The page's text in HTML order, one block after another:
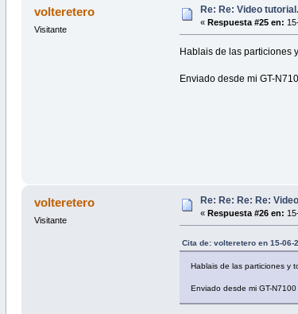
volteretero
Visitante
Re: Re: Video
« Respuesta #25 en:
Hablais de las particiones
Enviado desde mi GT-
volteretero
Visitante
Re: Re: Re: Re:
« Respuesta #26 en:
Cita de: volteretero en 15-06-
Hablais de las particiones y
Enviado desde mi GT-